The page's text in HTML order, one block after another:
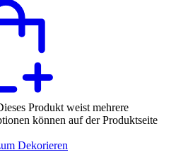
Produkt weist mehrere
können auf der Produktseite